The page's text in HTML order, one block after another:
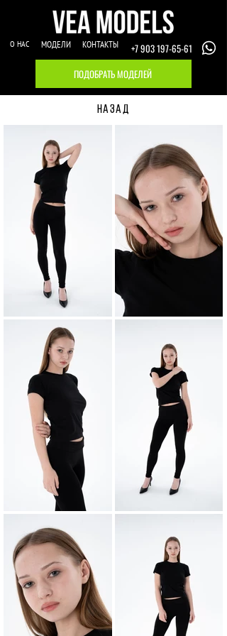
О НАС МОДЕЛИ КОНТАКТЫ
+7 903 197-65-61
ПОДОБРАТЬ МОДЕЛЕЙ
НАЗАД